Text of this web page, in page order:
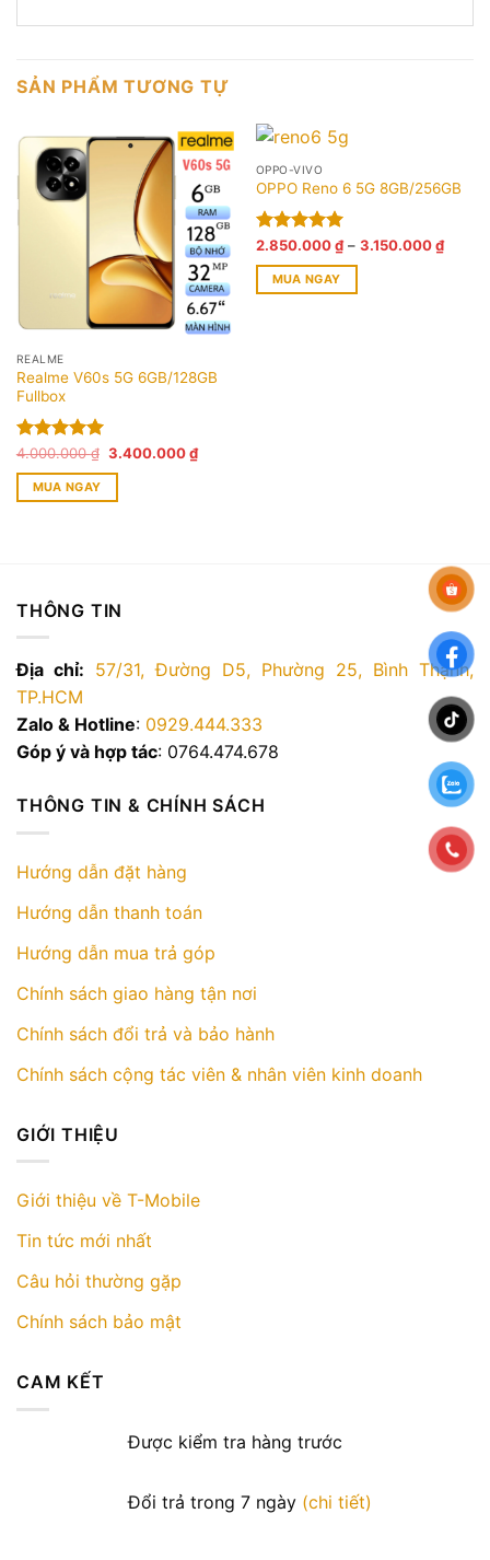
SẢN PHẨM TƯƠNG TỰ
REALME
Realme V60s 5G 6GB/128GB
Fullbox
Được xếp
hạng5.00
5 sao
4.000.000₫ Giá
là:
3.400.000₫Giá
hiện
MUA NGAY
OPPO-VIVO
OPPO Reno 6 5G 8GB/256GB
Được xếp
hạng5.00
5 sao
2.850.000₫ – 3.150.000₫
giá:
MUA NGAY
sản
THÔNG TIN
Địa chỉ: 57/31, Đường D5, Phường 25, Bình Thạnh,
TP.HCM
Zalo & Hotline: 0929.444.333
Góp ý và hợp tác: 0764.474.678
THÔNG TIN & CHÍNH SÁCH
Hướng dẫn đặt hàng
Hướng dẫn thanh toán
Hướng dẫn mua trả góp
Chính sách giao hàng tận nơi
Chính sách đổi trả và bảo hành
Chính sách cộng tác viên & nhân viên kinh doanh
GIỚI THIỆU
Giới thiệu về T-Mobile
Tin tức mới nhất
Câu hỏi thường gặp
Chính sách bảo mật
CAM KẾT
Được kiểm tra hàng trước
Đổi trả trong 7 ngày (chi tiết)